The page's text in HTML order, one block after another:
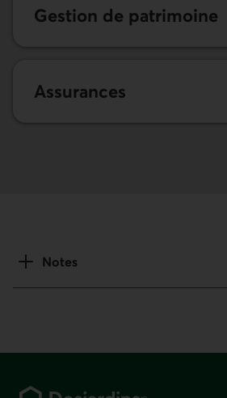
Gestion de patrimoine
Assurances
Notes